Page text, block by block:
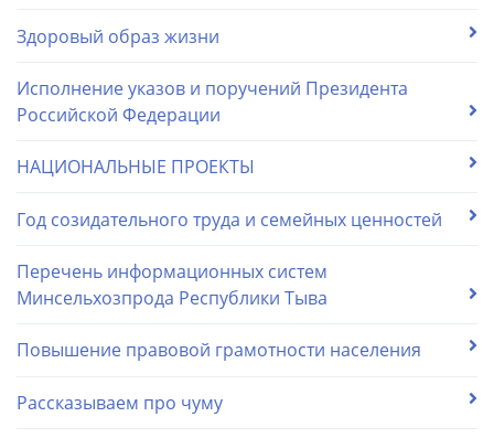
Здоровый образ жизни
Исполнение указов и поручений Президента
Российской Федерации
НАЦИОНАЛЬНЫЕ ПРОЕКТЫ
Год созидательного труда и семейных ценностей
Перечень информационных систем
Минсельхозпрода Республики Тыва
Повышение правовой грамотности населения
Рассказываем про чуму